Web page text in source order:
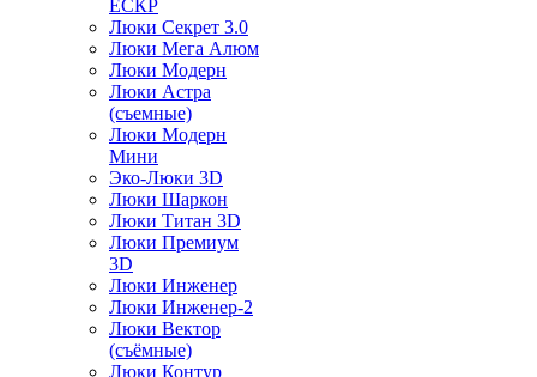
ЕСКР
Люки Секрет 3.0
Люки Мега Алюм
Люки Модерн
Люки Астра
(съемные)
Люки Модерн
Мини
Эко-Люки 3D
Люки Шаркон
Люки Титан 3D
Люки Премиум
3D
Люки Инженер
Люки Инженер-2
Люки Вектор
(съёмные)
Люки Контур